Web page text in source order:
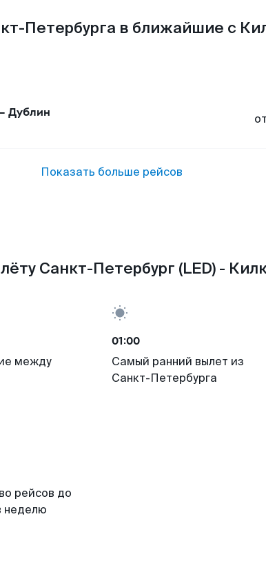
Петербурга в ближайшие с
Дублин от
Показать больше рейсов
Санкт-Петербург (LED) -
между
01:00
Самый ранний вылет из
Санкт-Петербурга
рейсов до
неделю